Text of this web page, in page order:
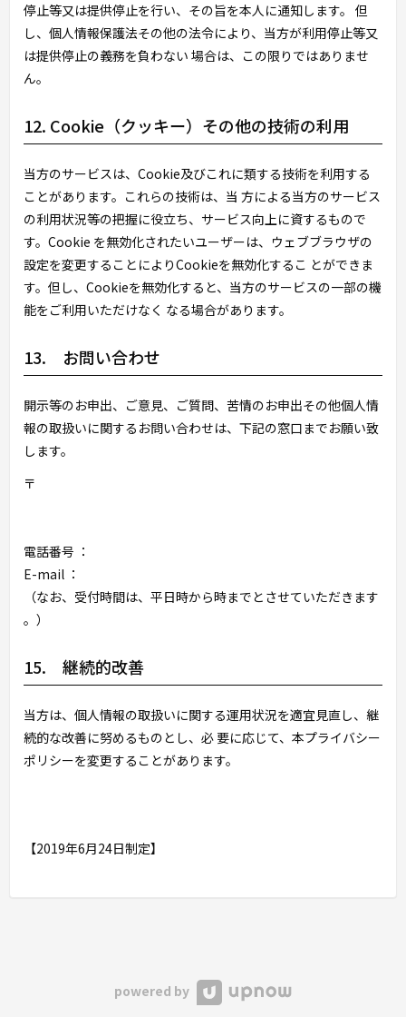
停止等又は提供停止を行い、その旨を本人に通知します。 但
し、個人情報保護法その他の法令により、当方が利用停止等又
は提供停止の義務を負わない 場合は、この限りではありませ
ん。
12. Cookie（クッキー）その他の技術の利用
当方のサービスは、Cookie及びこれに類する技術を利用する
ことがあります。これらの技術は、当 方による当方のサービス
の利用状況等の把握に役立ち、サービス向上に資するもので
す。Cookie を無効化されたいユーザーは、ウェブブラウザの
設定を変更することによりCookieを無効化するこ とができま
す。但し、Cookieを無効化すると、当方のサービスの一部の機
能をご利用いただけなく なる場合があります。
13. お問い合わせ
開示等のお申出、ご意見、ご質問、苦情のお申出その他個人情
報の取扱いに関するお問い合わせは、下記の窓口までお願い致
します。
〒
電話番号 ：
E-mail ：
（なお、受付時間は、平日時から時までとさせていただきます
。）
15. 継続的改善
当方は、個人情報の取扱いに関する運用状況を適宜見直し、継
続的な改善に努めるものとし、必 要に応じて、本プライバシー
ポリシーを変更することがあります。
【2019年6月24日制定】
powered by